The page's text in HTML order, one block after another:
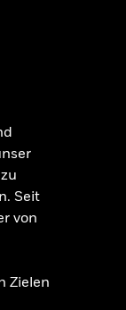
Seit
von
Zielen